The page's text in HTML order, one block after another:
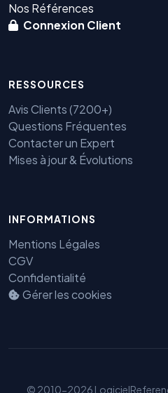
Nos Références
Connexion Client
RESSOURCES
Avis Clients (7200+)
Questions Fréquentes
Contacter un Expert
Mises à jour & Évolutions
INFORMATIONS
Mentions Légales
CGV
Confidentialité
Gérer les cookies
© 2010-2026